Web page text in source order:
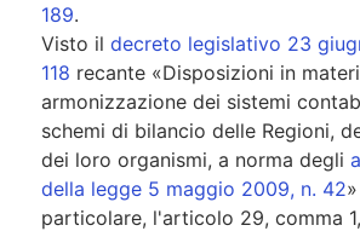
189.
Visto il decreto legislativo 23
118 recante «Disposizioni in
armonizzazione dei sistemi
schemi di bilancio delle Regioni,
dei loro organismi, a norma degli
della legge 5 maggio 2009, n. 42
particolare, l'articolo 29, comma